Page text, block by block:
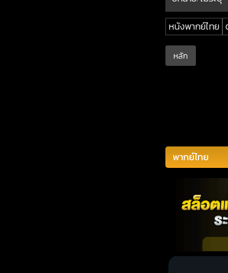
หนังพากย์ไทย
หลัก